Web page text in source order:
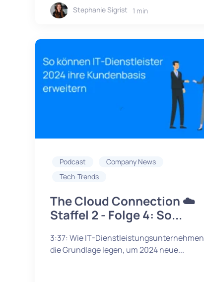
Stephanie Sigrist 1 min
Podcast
Company News
Tech-Trends
The Cloud Connection ☁️
Staffel 2 - Folge 4: So...
3:37: Wie IT-Dienstleistungsunternehmen
die Grundlage legen, um 2024 neue...